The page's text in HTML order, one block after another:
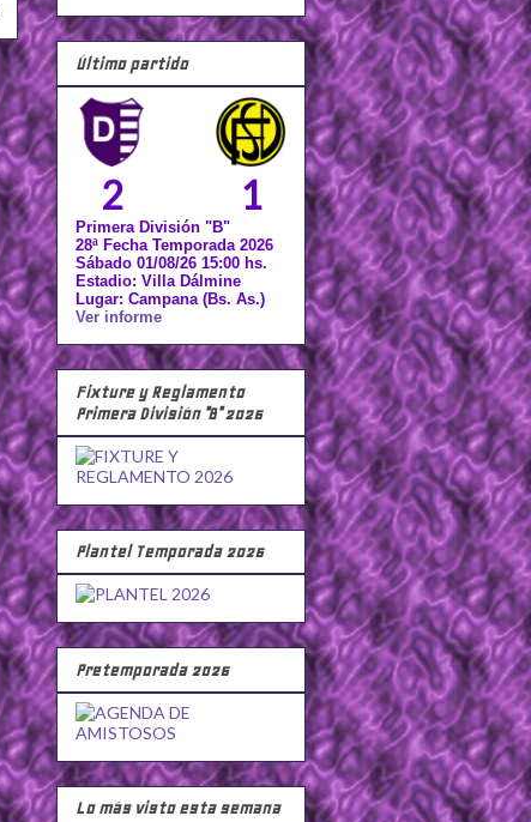
Último partido
2 1
Primera División "B"
28ª Fecha Temporada 2026
Sábado 01/08/26 15:00 hs.
Estadio: Villa Dálmine
Lugar: Campana (Bs. As.)
Ver informe
Fixture y Reglamento
Primera División "B" 2026
Plantel Temporada 2026
Pretemporada 2026
Lo más visto esta semana